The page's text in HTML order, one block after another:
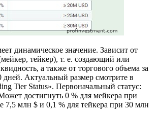
динамическое значение. Зависит от
тейкер), т. е. создающий или
а также от торгового объема за
дней. Актуальный размер смотрите в
Tier Status». Первоначальный статус:
достигнуть 0 % для мейкера при
7,5 млн $ и 0,1 % для тейкера при 30 млн